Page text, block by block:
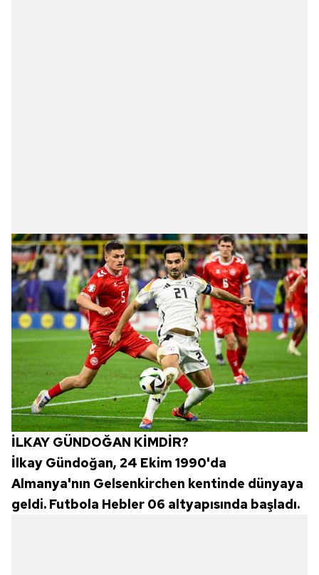
almak için lütfentıklayınız.
İLKAY GÜNDOĞAN KİMDİR?
İlkay Gündoğan, 24 Ekim 1990'da
Almanya'nın Gelsenkirchen kentinde dünyaya
geldi. Futbola Hebler 06 altyapısında başladı.